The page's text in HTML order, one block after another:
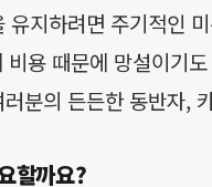
지하려면 주기적인
용 때문에 망설이기
분의 든든한 동반자,
할까요?